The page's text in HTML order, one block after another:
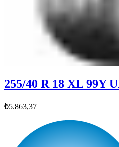
255/40 R 18 XL 99Y
₺5.863,37